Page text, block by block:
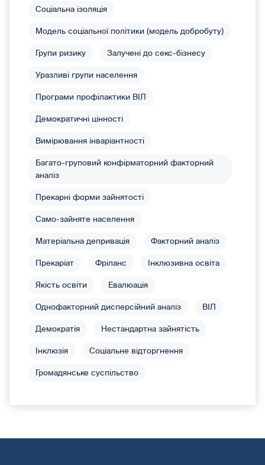
Соціальна ізоляція
Модель соціальної політики (модель добробуту)
Групи ризику Залучені до секс-бізнесу
Уразливі групи населення
Програми профілактики ВІЛ
Демократичні цінності
Вимірювання інваріантності
Багато-груповий конфірматорний факторний
аналіз
Прекарні форми зайнятості
Само-зайняте населення
Матеріальна депривація Факторний аналіз
Прекаріат Фріланс Інклюзивна освіта
Якість освіти Евалюація
Однофакторний дисперсійний аналіз ВІЛ
Демократія Нестандартна зайнятість
Інклюзія Соціальне відторгнення
Громадянське суспільство